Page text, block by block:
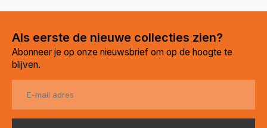
Als eerste de nieuwe collecties zien?
Abonneer je op onze nieuwsbrief om op de hoogte te
blijven.